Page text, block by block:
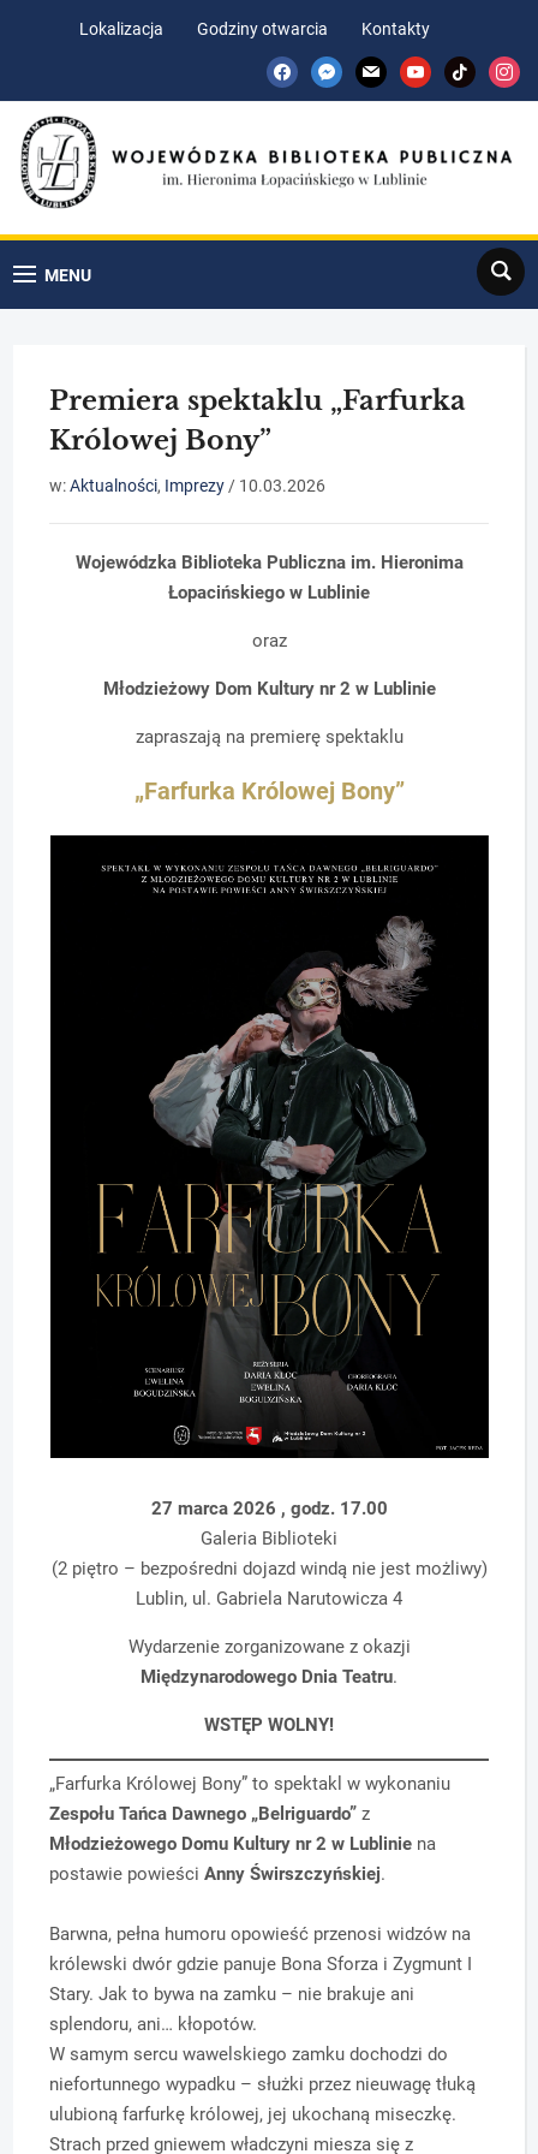
Lokalizacja Godziny otwarcia
Kontakty
facebookmessenger
mail youtubetiktok
MENU
Search
Premiera spektaklu „Farfurka
Królowej Bony”
w:Aktualności, Imprezy / 10.03.2026
Wojewódzka Biblioteka Publiczna im. Hieronima
Łopacińskiego w Lublinie
oraz
Młodzieżowy Dom Kultury nr 2 w Lublinie
zapraszają na premierę spektaklu
„Farfurka Królowej Bony”
27 marca 2026 , godz. 17.00
Galeria Biblioteki
(2 piętro – bezpośredni dojazd windą nie jest możliwy)
Lublin, ul. Gabriela Narutowicza 4
Wydarzenie zorganizowane z okazji
Międzynarodowego Dnia Teatru.
WSTĘP WOLNY!
„Farfurka Królowej Bony” to spektakl w wykonaniu
Zespołu Tańca Dawnego „Belriguardo” z
Młodzieżowego Domu Kultury nr 2 w Lublinie na
postawie powieściAnny Świrszczyńskiej.
Barwna, pełna humoru opowieść przenosi widzów na
królewski dwór gdzie panuje Bona Sforza i Zygmunt I
Stary. Jak to bywa na zamku – nie brakuje ani
splendoru, ani… kłopotów.
W samym sercu wawelskiego zamku dochodzi do
niefortunnego wypadku – służki przez nieuwagę tłuką
ulubioną farfurkę królowej, jej ukochaną miseczkę.
Strach przed gniewem władczyni miesza się z